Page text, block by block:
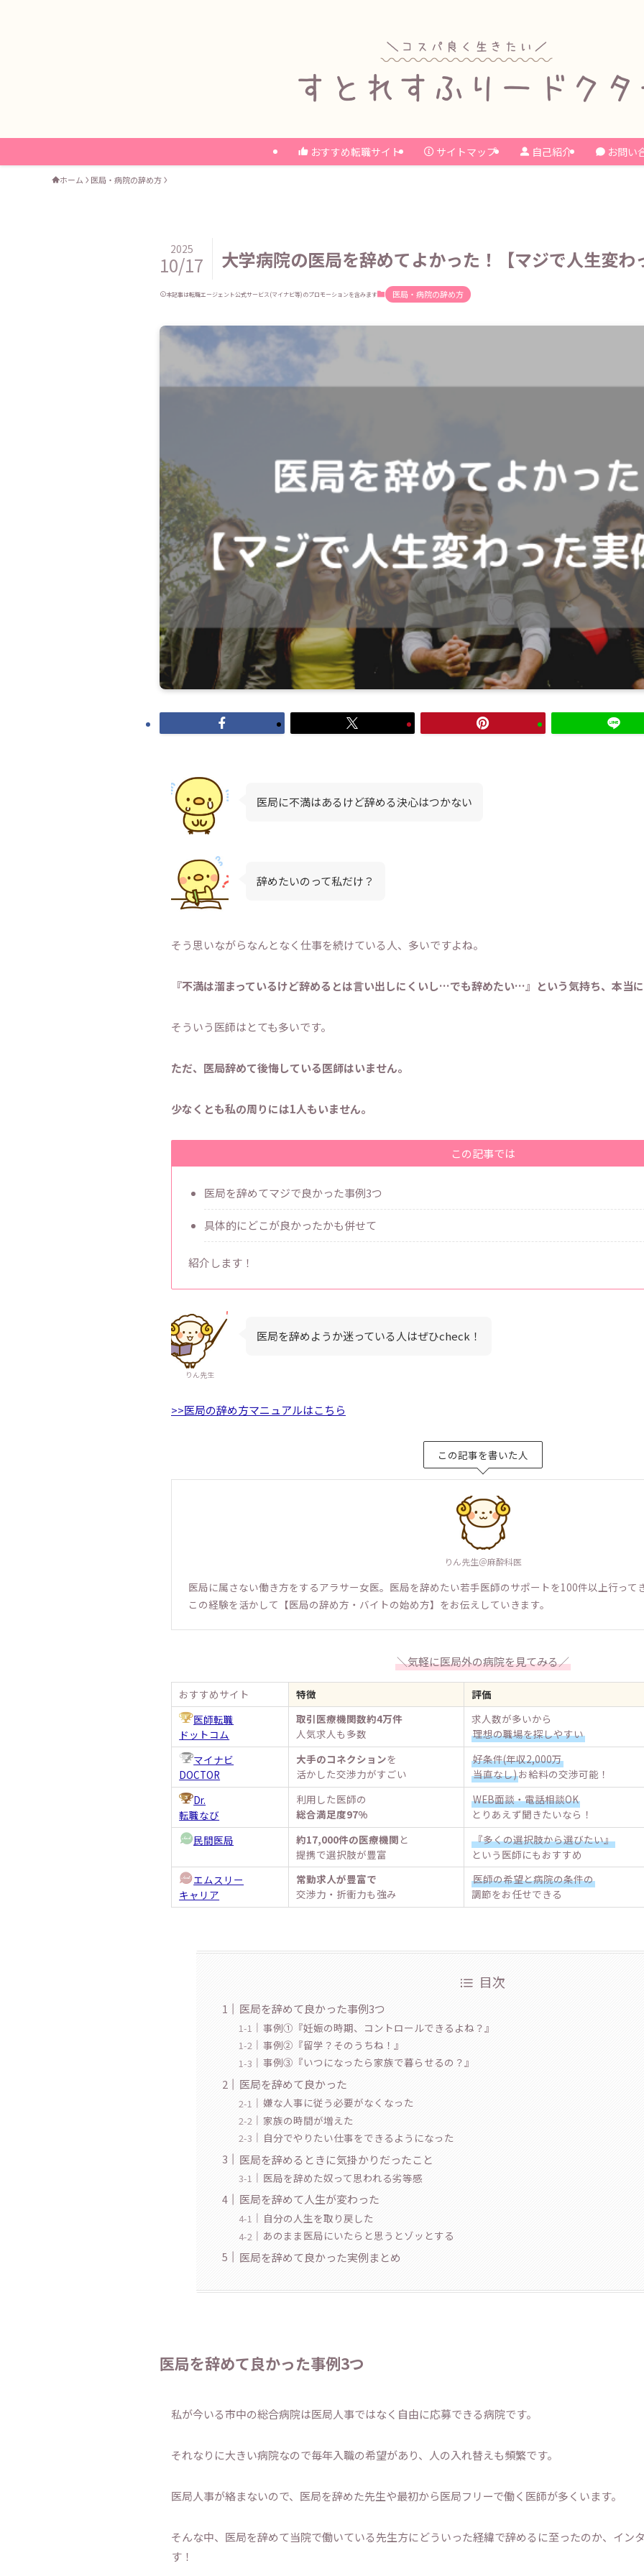
おすすめ転職サイト サイトマップ 自己紹介 お問い
ホーム 医局・病院の辞め方
大学病院の医局を辞めてよかった！【マジで人生変わ
2025
10/17
本記事は転職エージェント公式サービス(マイナビ等)のプロモーションを含みます 医局・病院の辞め方
医局に不満はあるけど辞める決心はつかない
辞めたいのって私だけ？
そう思いながらなんとなく仕事を続けている人、多いですよね。
『不満は溜まっているけど辞めるとは言い出しにくいし…でも辞めたい…』という気持ち、本当に
そういう医師はとても多いです。
ただ、医局辞めて後悔している医師はいません。
少なくとも私の周りには1人もいません。
この記事では
医局を辞めてマジで良かった事例3つ
具体的にどこが良かったかも併せて
紹介します！
りん先生
医局を辞めようか迷っている人はぜひcheck！
>>医局の辞め方マニュアルはこちら
この記事を書いた人
りん先生＠麻酔科医
医局に属さない働き方をするアラサー女医。医局を辞めたい若手医師のサポートを100件以上行って
この経験を活かして【医局の辞め方・バイトの始め方】をお伝えしていきます。
＼気軽に医局外の病院を見てみる／
おすすめサイト 特徴 評価
医師転職
ドットコム
取引医療機関数約4万件
人気求人も多数
求人数が多いから
理想の職場を探しやすい
マイナビ
DOCTOR
大手のコネクションを
活かした交渉力がすごい
好条件(年収2,000万
当直なし)お給料の交渉可能！
Dr.
転職なび
利用した医師の
総合満足度97%
WEB面談・電話相談OK
とりあえず聞きたいなら！
民間医局 約17,000件の医療機関 と
提携で選択肢が豊富
『多くの選択肢から選びたい』
という医師にもおすすめ
エムスリー
キャリア
常勤求人が豊富で
交渉力・折衝力も強み
医師の希望と病院の条件の
調節をお任せできる
目次
医局を辞めて良かった事例3つ
事例①『妊娠の時期、コントロールできるよね？』
事例②『留学？そのうちね！』
事例③『いつになったら家族で暮らせるの？』
医局を辞めて良かった
嫌な人事に従う必要がなくなった
家族の時間が増えた
自分でやりたい仕事をできるようになった
医局を辞めるときに気掛かりだったこと
医局を辞めた奴って思われる劣等感
医局を辞めて人生が変わった
自分の人生を取り戻した
あのまま医局にいたらと思うとゾッとする
医局を辞めて良かった実例まとめ
医局を辞めて良かった事例3つ
私が今いる市中の総合病院は医局人事ではなく自由に応募できる病院です。
それなりに大きい病院なので毎年入職の希望があり、人の入れ替えも頻繁です。
医局人事が絡まないので、医局を辞めた先生や最初から医局フリーで働く医師が多くいます。
そんな中、医局を辞めて当院で働いている先生方にどういった経緯で辞めるに至ったのか、イン
す！